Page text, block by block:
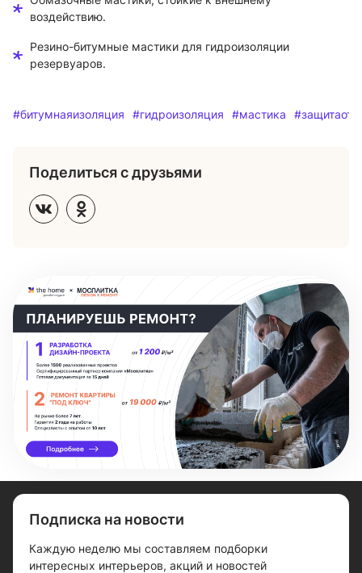
воздействию.
Резино-битумные мастики для гидроизоляции
резервуаров.
#битумнаяизоляция #гидроизоляция #мастика
Поделиться с друзьями
Подписка на новости
Каждую неделю мы составляем подборки
интересных интерьеров, акций и новостей